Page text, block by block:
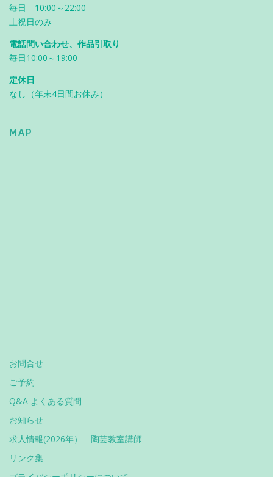
毎日 10:00～22:00
土祝日のみ
電話問い合わせ、作品引取り
毎日10:00～19:00
定休日
なし（年末4日間お休み）
MAP
お問合せ
ご予約
Q&A よくある質問
お知らせ
求人情報(2026年） 陶芸教室講師
リンク集